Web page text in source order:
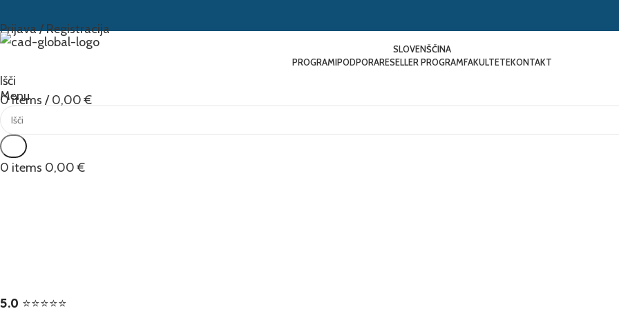
Prijava / Registracija
SLOVENŠČINA
PROGRAMIPODPORARESELLER PROGRAMFAKULTETEKONTAKT
Išči
0items / 0,00€
Menu
0 items 0,00€
5.0 ⭐⭐⭐⭐⭐